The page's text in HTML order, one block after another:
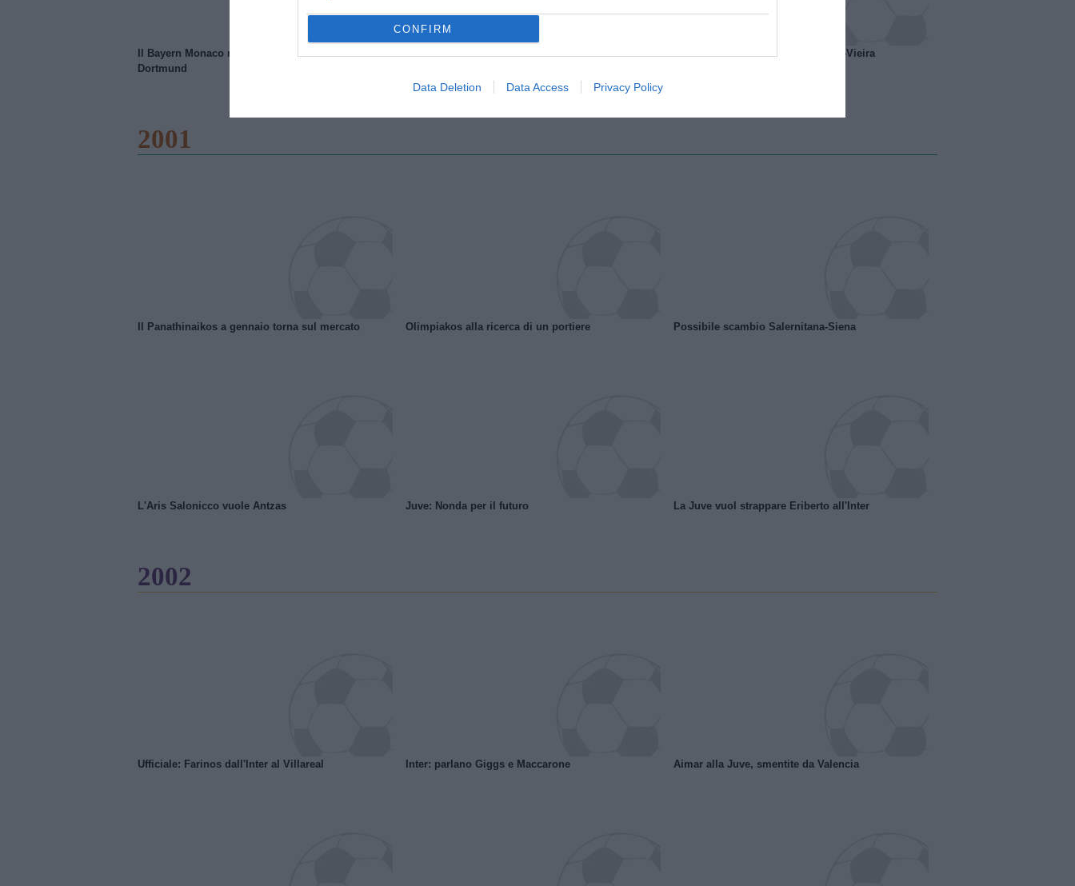
CONFIRM
Data Deletion Data Access Privacy Policy
Il Bayern Monaco ridimensiona il Borussia
Dortmund
A gennaio ipotesi scambio Davids-Vieira
2001
Il Panathinaikos a gennaio torna sul mercato Olimpiakos alla ricerca di un portiere Possibile scambio Salernitana-Siena
L'Aris Salonicco vuole Antzas Juve: Nonda per il futuro La Juve vuol strappare Eriberto all'Inter
2002
Ufficiale: Farinos dall'Inter al Villareal Inter: parlano Giggs e Maccarone Aimar alla Juve, smentite da Valencia